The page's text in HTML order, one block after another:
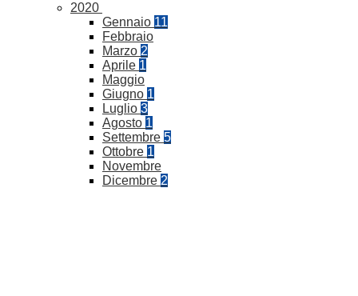
2020
Gennaio 11
Febbraio
Marzo 2
Aprile 1
Maggio
Giugno 1
Luglio 3
Agosto 1
Settembre 5
Ottobre 1
Novembre
Dicembre 2